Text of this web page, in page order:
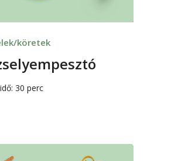
köretek
30 perc